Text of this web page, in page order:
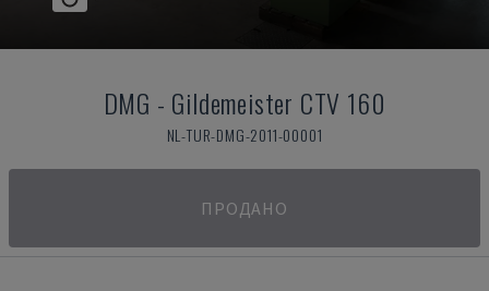
DMG - Gildemeister CTV 160
NL-TUR-DMG-2011-00001
ПРОДАНО